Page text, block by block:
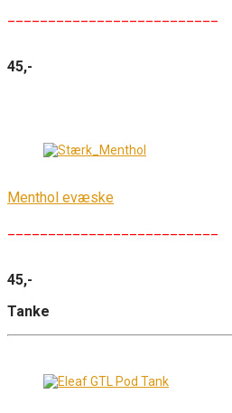
45,-
Menthol evæske
45,-
Tanke